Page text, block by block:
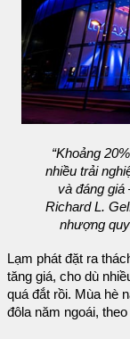
“Khoảng
nhiều trải
và đáng
Richard L.
nhượng
Lạm phát đặt ra
tăng giá, cho dù
quá đắt rồi. Mùa hè
đôla năm ngoái,